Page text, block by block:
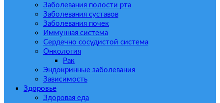
Заболевания полости рта
Заболевания суставов
Заболевания почек
Иммунная система
Сердечно сосудистой система
Онкология
Рак
Эндокринные заболевания
Зависимость
Здоровье
Здоровая еда